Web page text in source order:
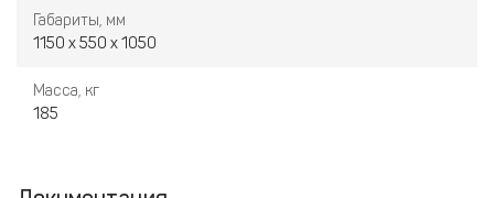
Габариты, мм
1150 х 550 х 1050
Масса, кг
185